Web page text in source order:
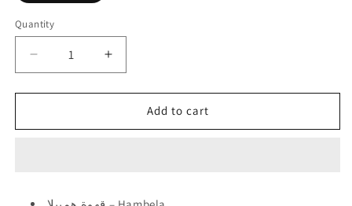
Quantity
Quantity
Decrease
quantity
for
Ethiopia
Increase
quantity
for
Ethiopia
Add to cart